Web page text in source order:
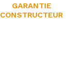
GARANTIE
CONSTRUCTEUR